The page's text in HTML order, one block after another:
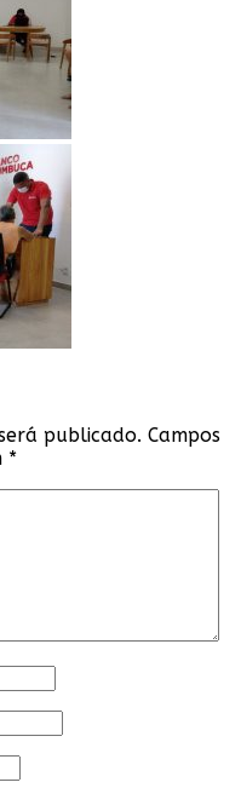
publicado. Campos
*